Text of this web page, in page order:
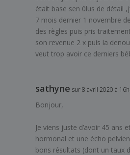
était base sen 0lus de détail
7 mois dernier 1 novembre
des règles puis pris
son revenue 2 x puis la
veut trop avoir ce derniers
sathyne sur 8 avril 2020 à
Bonjour,
Je viens juste d’avoir 45 ans
hormonal et une écho
bons résultats (dont un taux